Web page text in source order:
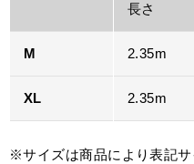
長さ
M 2.35m
XL 2.35m
※サイズは商品により表記